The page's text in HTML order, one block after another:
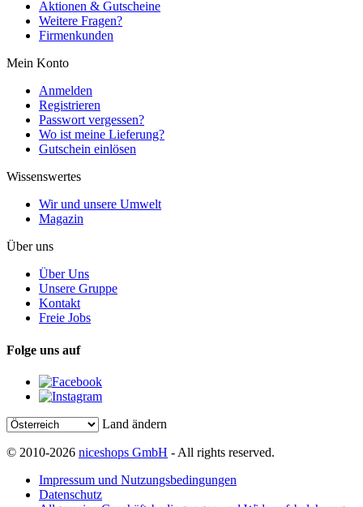
Aktionen & Gutscheine
Weitere Fragen?
Firmenkunden
Mein Konto
Anmelden
Registrieren
Passwort vergessen?
Wo ist meine Lieferung?
Gutschein einlösen
Wissenswertes
Wir und unsere Umwelt
Magazin
Über uns
Über Uns
Unsere Gruppe
Kontakt
Freie Jobs
Folge uns auf
Land ändern
© 2010-2026 niceshops GmbH - All rights reserved.
Impressum und Nutzungsbedingungen
Datenschutz